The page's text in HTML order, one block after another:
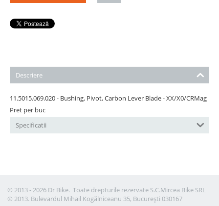
Descriere
11.5015.069.020 - Bushing, Pivot, Carbon Lever Blade - XX/X0/CRMag
Pret per buc
Specificatii
© 2013 - 2026 Dr Bike. Toate drepturile rezervate S.C.Mircea Bike SRL
© 2013. Bulevardul Mihail Kogălniceanu 35, București 030167